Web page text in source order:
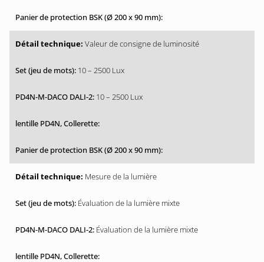
Valeur de consigne de luminosité
10 – 2500 Lux
10 – 2500 Lux
Mesure de la lumière
Évaluation de la lumière mixte
Évaluation de la lumière mixte